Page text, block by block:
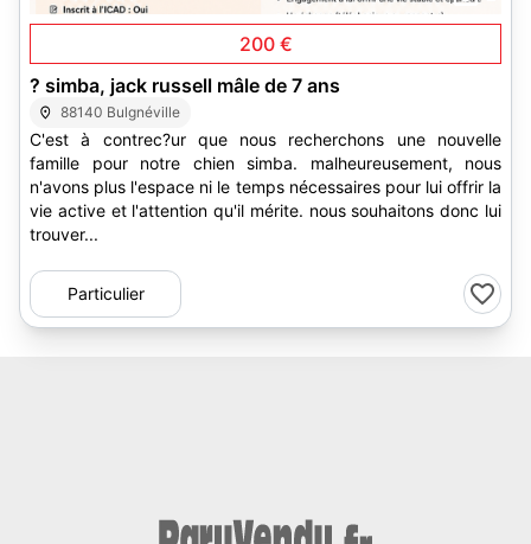
200 €
? simba, jack russell mâle de 7 ans
88140 Bulgnéville
C'est à contrec?ur que nous recherchons une nouvelle
famille pour notre chien simba. malheureusement, nous
n'avons plus l'espace ni le temps nécessaires pour lui offrir la
vie active et l'attention qu'il mérite. nous souhaitons donc lui
trouver...
Particulier